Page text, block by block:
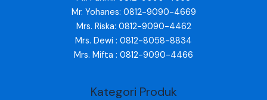
Mr. Yohanes: 0812-9090-4669
Mrs. Riska: 0812-9090-4462
Mrs. Dewi : 0812-8058-8834
Mrs. Mifta : 0812-9090-4466
Kategori Produk